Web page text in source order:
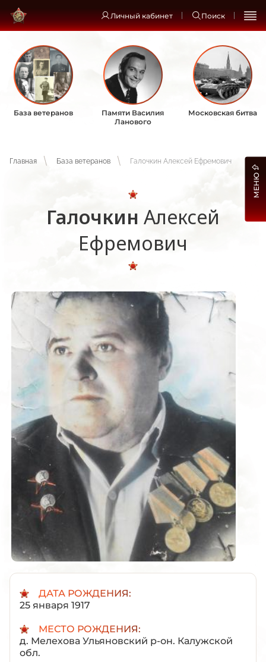
Личный кабинет Поиск
База ветеранов
Памяти Василия
Ланового
Московская битва
Главная База ветеранов Галочкин Алексей Ефремович
Галочкин Алексей
Ефремович
ДАТА РОЖДЕНИЯ:
25 января 1917
МЕСТО РОЖДЕНИЯ:
д. Мелехова Ульяновский р-он. Калужской
обл.
МЕНЮ